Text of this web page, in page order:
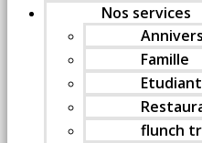
Nos services
Famille
flunch